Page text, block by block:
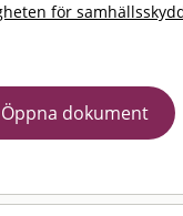
för
Öppna dokument